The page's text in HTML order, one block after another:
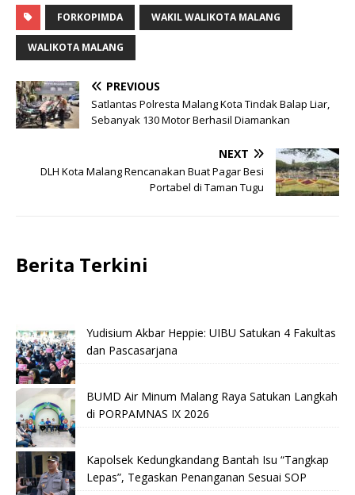
FORKOPIMDA WAKIL WALIKOTA MALANG
WALIKOTA MALANG
PREVIOUS
Satlantas Polresta Malang Kota Tindak Balap Liar,
Sebanyak 130 Motor Berhasil Diamankan
NEXT
DLH Kota Malang Rencanakan Buat Pagar Besi
Portabel di Taman Tugu
Berita Terkini
Yudisium Akbar Heppie: UIBU Satukan 4 Fakultas
dan Pascasarjana
BUMD Air Minum Malang Raya Satukan Langkah
di PORPAMNAS IX 2026
Kapolsek Kedungkandang Bantah Isu “Tangkap
Lepas”, Tegaskan Penanganan Sesuai SOP